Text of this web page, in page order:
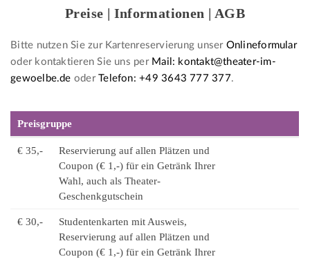
Preise | Informationen | AGB
Bitte nutzen Sie zur Kartenreservierung unser Onlineformular
oder kontaktieren Sie uns per Mail: kontakt@theater-im-
gewoelbe.de oderTelefon: +49 3643 777 377.
Preisgruppe
€ 35,-
Reservierung auf allen Plätzen und
Coupon (€ 1,-) für ein Getränk Ihrer
Wahl, auch als Theater-
Geschenkgutschein
€ 30,-
Studentenkarten mit Ausweis,
Reservierung auf allen Plätzen und
Coupon (€ 1,-) für ein Getränk Ihrer